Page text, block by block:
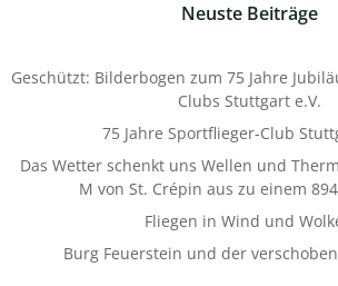
Neuste Beiträge
Geschützt: Bilderbogen zum 75 Jahre
Clubs Stuttgart e.V.
75 Jahre Sportflieger-Club
Das Wetter schenkt uns Wellen und
M von St. Crépin aus zu einem
Fliegen in Wind und
Burg Feuerstein und der